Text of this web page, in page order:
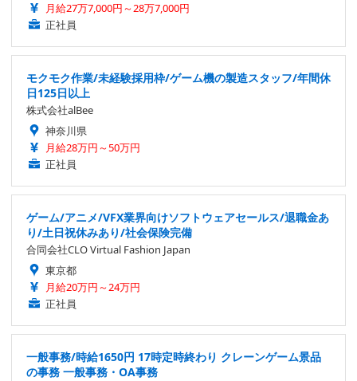
月給27万7,000円～28万7,000円
正社員
モクモク作業/未経験採用枠/ゲーム機の製造スタッフ/年間休
日125日以上
株式会社alBee
神奈川県
月給28万円～50万円
正社員
ゲーム/アニメ/VFX業界向けソフトウェアセールス/退職金あ
り/土日祝休みあり/社会保険完備
合同会社CLO Virtual Fashion Japan
東京都
月給20万円～24万円
正社員
一般事務/時給1650円 17時定時終わり クレーンゲーム景品
の事務 一般事務・OA事務